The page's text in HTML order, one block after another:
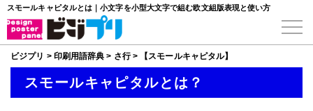
スモールキャピタルとは｜小文字を小型大文字で組む欧文組版表現と使い方
ビジプリ > 印刷用語辞典 > さ行> 【スモールキャピタル】
スモールキャピタルとは？